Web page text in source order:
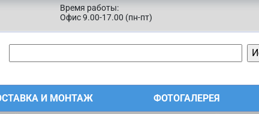
Время работы:
Офис 9.00-17.00 (пн-пт)
И МОНТАЖ ФОТОГАЛЕРЕЯ